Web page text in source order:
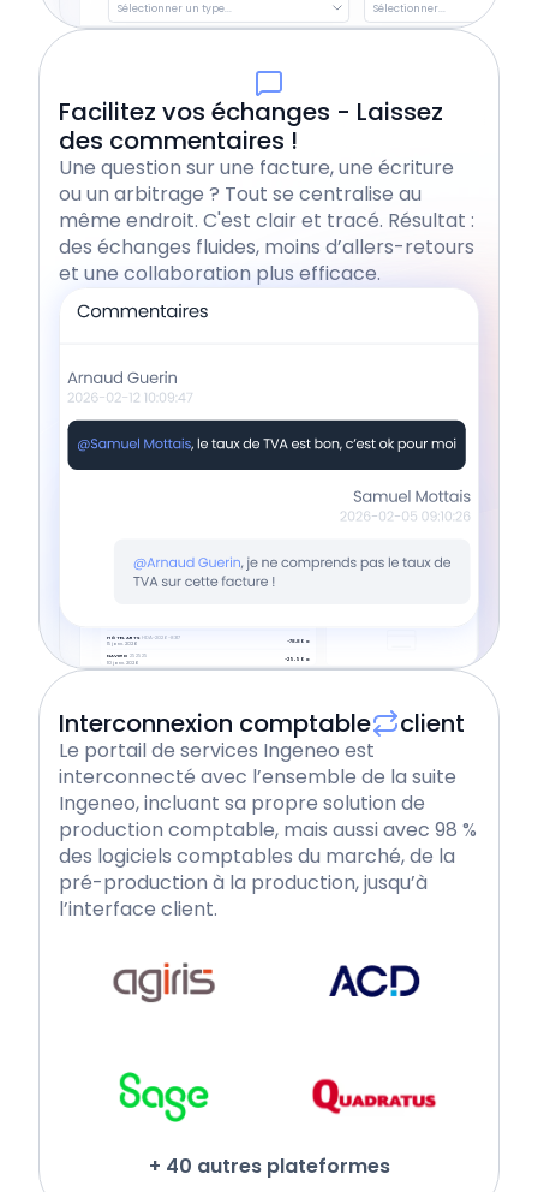
Sélectionner un type...
Sélectionner...
Facilitez vos échanges - Laissez
des commentaires !
Une question sur une facture, une écriture
ou un arbitrage ? Tout se centralise au
même endroit. C'est clair et tracé. Résultat :
des échanges fluides, moins d’allers-retours
et une collaboration plus efficace.
+ Importer un fichier + Importer un fichier + Importer un fichier
Vos actions prioritaires
HÔTEL ARTS HDA-2026-8317
15 janv. 2026 -78,80 €
NAVIGO 252525
10 janv. 2026
-25,50 €
Interconnexion comptable client
Le portail de services Ingeneo est
interconnecté avec l’ensemble de la suite
Ingeneo, incluant sa propre solution de
production comptable, mais aussi avec 98 %
des logiciels comptables du marché, de la
pré-production à la production, jusqu’à
l’interface client.
+ 40 autres plateformes